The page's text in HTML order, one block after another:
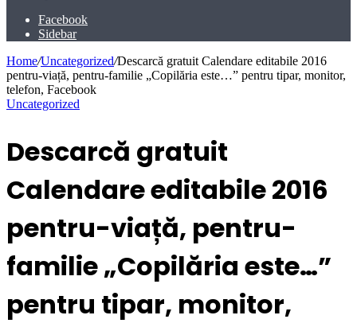
Facebook
Sidebar
Home/Uncategorized/Descarcă gratuit Calendare editabile 2016
pentru-viață, pentru-familie „Copilăria este…” pentru tipar, monitor,
telefon, Facebook
Uncategorized
Descarcă gratuit
Calendare editabile 2016
pentru-viață, pentru-
familie „Copilăria este…”
pentru tipar, monitor,